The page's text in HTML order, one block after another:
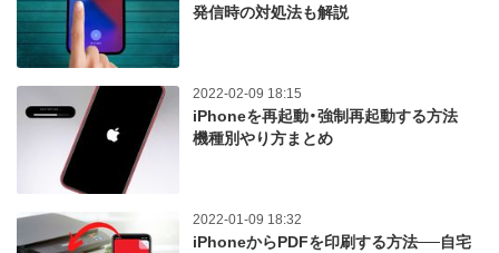
発信時の対処法も解説
2022-02-09 18:15
iPhoneを再起動・強制再起動する方法
機種別やり方まとめ
2022-01-09 18:32
iPhoneからPDFを印刷する方法──自宅